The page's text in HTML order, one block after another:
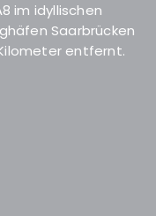
im idyllischen
Saarbrücken
entfernt.